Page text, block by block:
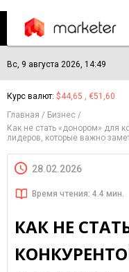
Вс, 9 августа 2026, 14:49
Курс валют: $44,65 , €51,60
Главная
Бизнес
Как не стать «донором» для
лидеров, которые важно
28.02.2026
Время чтения: 4.4 мин.
КАК НЕ